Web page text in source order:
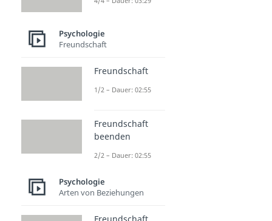
Psychologie
Freundschaft
Freundschaft
1/2 – Dauer: 02:55
Freundschaft
beenden
2/2 – Dauer: 02:55
Psychologie
Arten von Beziehungen